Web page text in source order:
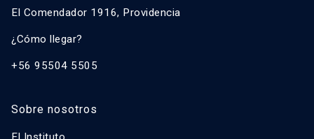
El Comendador 1916, Providencia
¿Cómo llegar?
+56 95504 5505
Sobre nosotros